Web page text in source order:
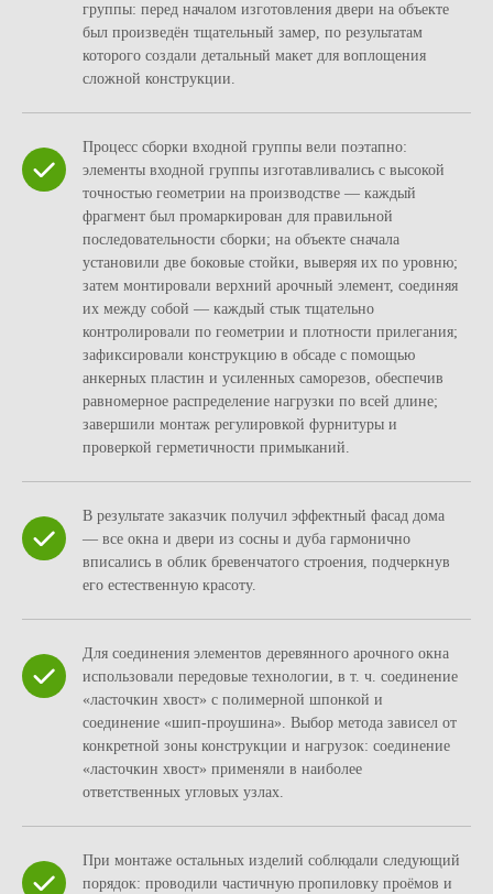
группы: перед началом изготовления двери на объекте
был произведён тщательный замер, по результатам
которого создали детальный макет для воплощения
сложной конструкции.
Процесс сборки входной группы вели поэтапно:
элементы входной группы изготавливались с высокой
точностью геометрии на производстве — каждый
фрагмент был промаркирован для правильной
последовательности сборки; на объекте сначала
установили две боковые стойки, выверяя их по уровню;
затем монтировали верхний арочный элемент, соединяя
их между собой — каждый стык тщательно
контролировали по геометрии и плотности прилегания;
зафиксировали конструкцию в обсаде с помощью
анкерных пластин и усиленных саморезов, обеспечив
равномерное распределение нагрузки по всей длине;
завершили монтаж регулировкой фурнитуры и
проверкой герметичности примыканий.
В результате заказчик получил эффектный фасад дома
— все окна и двери из сосны и дуба гармонично
вписались в облик бревенчатого строения, подчеркнув
его естественную красоту.
Для соединения элементов деревянного арочного окна
использовали передовые технологии, в т. ч. соединение
«ласточкин хвост» с полимерной шпонкой и
соединение «шип‑проушина». Выбор метода зависел от
конкретной зоны конструкции и нагрузок: соединение
«ласточкин хвост» применяли в наиболее
ответственных угловых узлах.
При монтаже остальных изделий соблюдали следующий
порядок: проводили частичную пропиловку проёмов и